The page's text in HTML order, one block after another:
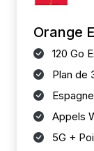
Orange
120 Go
Plan de
Appels
5G +